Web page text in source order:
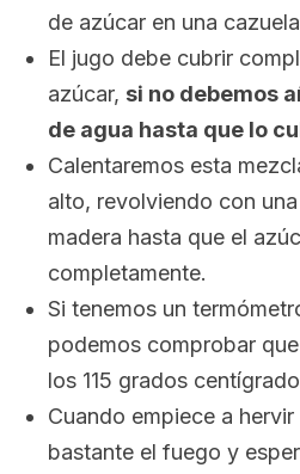
de azúcar en una
El jugo debe cubrir
azúcar, si no debemos
de agua hasta que lo
Calentaremos esta
alto, revolviendo con
madera hasta que el
completamente.
Si tenemos un
podemos comprobar
los 115 grados
Cuando empiece a
bastante el fuego y